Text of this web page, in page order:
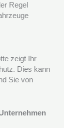
Regel
zeigt Ihr
Dies kann
Sie von